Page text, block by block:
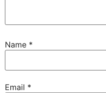
Name *
Email *